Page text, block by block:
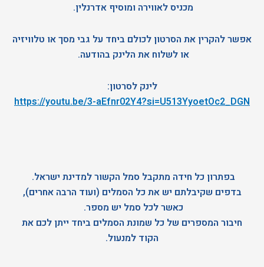
מכניס לאווירה ומוסיף אדרנלין.
אפשר להקרין את הסרטון לכולם ביחד על גבי מסך או טלוויזיה
או לשלוח את הלינק בהודעה.
לינק לסרטון:
https://youtu.be/3-aEfnr02Y4?si=U513YyoetOc2_DGN
בפתרון כל חידה מתקבל סמל הקשור למדינת ישראל.
בדפים שקיבלתם יש את כל הסמלים (ועוד הרבה אחרים),
כאשר לכל סמל יש מספר.
חיבור המספרים של כל שמונת הסמלים ביחד ייתן לכם את
הקוד למנעול.